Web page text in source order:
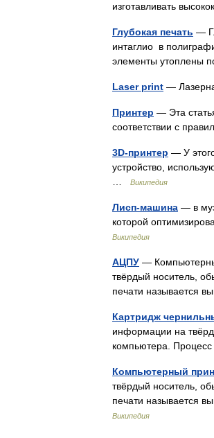
изготавливать
Глубокая печать —
интаглио в
элементы утоплены
Laser print —
Принтер — Эта
соответствии с
3D-принтер — У
устройство,
Википедия
Лисп-машина — в
которой
Википедия
АЦПУ —
твёрдый носитель,
печати называется
Картридж
информации на
компьютера.
Компьютерный
твёрдый носитель,
печати называется
Википедия